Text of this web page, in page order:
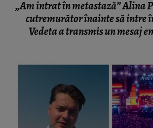
„Am intrat în metastază” Alina
cutremurător înainte să intre
Vedeta a transmis un mesaj